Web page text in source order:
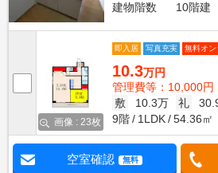
建物階数
10階建
画像 : 23枚
即入居 写真充実 無料オ
10.3万円
管理費等：10,000円
敷
10.3万 礼
9階
1LDK 54.36㎡
空室確認 無料